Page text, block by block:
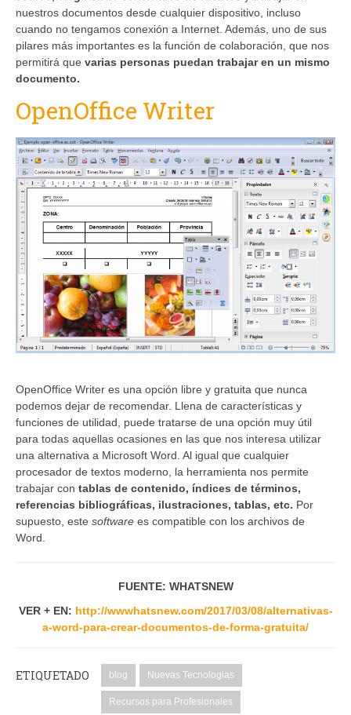
nuestros documentos desde cualquier dispositivo, incluso
cuando no tengamos conexión a Internet. Además, uno de sus
pilares más importantes es la función de colaboración, que nos
permitirá que varias personas puedan trabajar en un mismo
documento.
OpenOffice Writer
OpenOffice Writer es una opción libre y gratuita que nunca
podemos dejar de recomendar. Llena de características y
funciones de utilidad, puede tratarse de una opción muy útil
para todas aquellas ocasiones en las que nos interesa utilizar
una alternativa a Microsoft Word. Al igual que cualquier
procesador de textos moderno, la herramienta nos permite
trabajar con tablas de contenido, índices de términos,
referencias bibliográficas, ilustraciones, tablas, etc. Por
supuesto, este software es compatible con los archivos de
Word.
FUENTE: WHATSNEW
VER + EN: http://wwwhatsnew.com/2017/03/08/alternativas-
a-word-para-crear-documentos-de-forma-gratuita/
ETIQUETADO blog Nuevas Tecnologias
Recursos para Profesionales